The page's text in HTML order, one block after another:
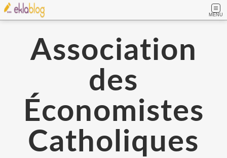
MENU
Association
des
Économistes
Catholiques